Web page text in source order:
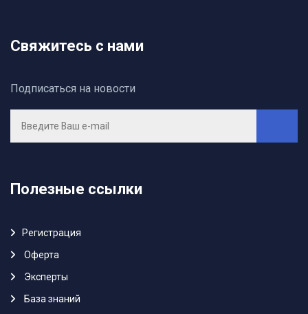
Свяжитесь с нами
Подписаться на новости
Полезные ссылки
Регистрация
Oферта
Эксперты
База знаний